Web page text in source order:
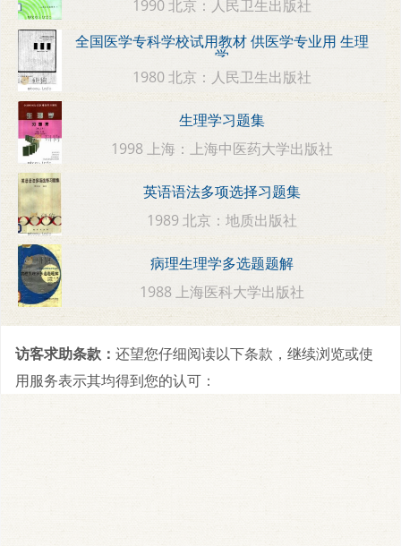
1990 北京：人民卫生出版社
全国医学专科学校试用教材 供医学专业用 生理
学
1980 北京：人民卫生出版社
生理学习题集
1998 上海：上海中医药大学出版社
英语语法多项选择习题集
1989 北京：地质出版社
病理生理学多选题题解
1988 上海医科大学出版社
访客求助条款： 还望您仔细阅读以下条款，继续浏览或使
用服务表示其均得到您的认可：